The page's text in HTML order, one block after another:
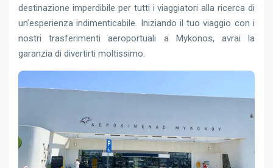
destinazione imperdibile per tutti i viaggiatori alla ricerca di
un’esperienza indimenticabile. Iniziando il tuo viaggio con i
nostri trasferimenti aeroportuali a Mykonos, avrai la
garanzia di divertirti moltissimo.